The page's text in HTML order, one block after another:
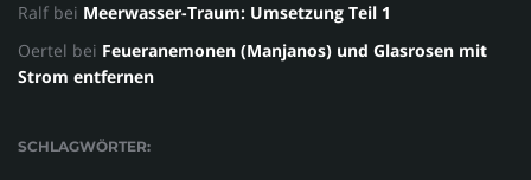
Ralf bei Meerwasser-Traum: Umsetzung Teil 1
Oertel bei Feueranemonen (Manjanos) und Glasrosen mit
Strom entfernen
SCHLAGWÖRTER: